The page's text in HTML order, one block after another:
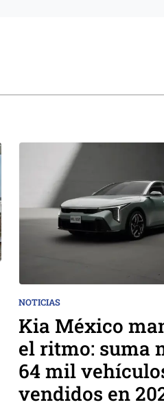
NOTICIAS
Kia México
el ritmo: suma
64 mil
vendidos en